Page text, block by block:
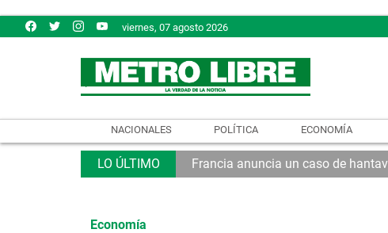
viernes, 07 agosto 2026
NACIONALES POLÍTICA ECONOMÍA
Francia anuncia un caso de
Economía